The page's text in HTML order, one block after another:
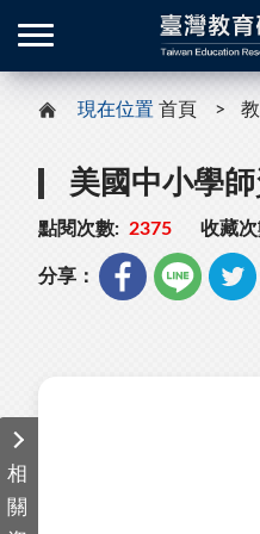
現在位置 首頁
美國中小學
點閱次數: 2375 收藏
分享：
相
關